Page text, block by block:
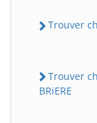
Trouver
Trouver
BRiERE